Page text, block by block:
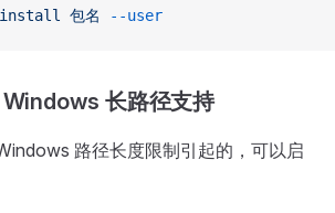
install 包名 --user
长路径支持
路径长度限制引起的，可以启